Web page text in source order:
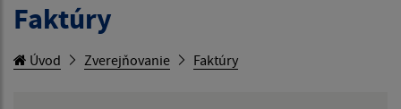
Faktúry
Úvod Zverejňovanie Faktúry